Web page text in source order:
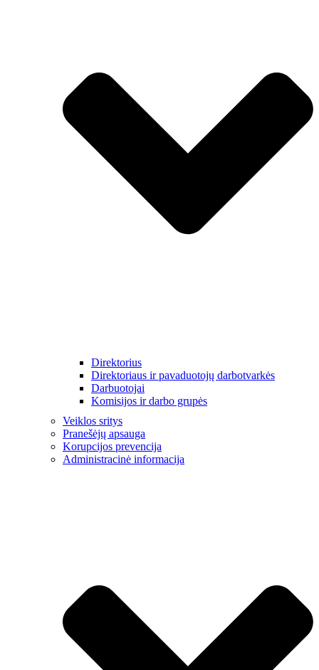
Direktorius
Direktoriaus ir pavaduotojų darbotvarkės
Darbuotojai
Komisijos ir darbo grupės
Veiklos sritys
Pranešėjų apsauga
Korupcijos prevencija
Administracinė informacija